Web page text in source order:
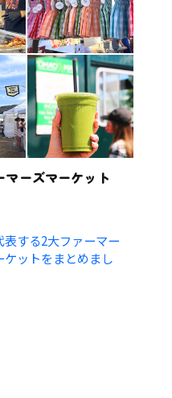
マーズマーケット
する2大ファーマー
ットをまとめまし